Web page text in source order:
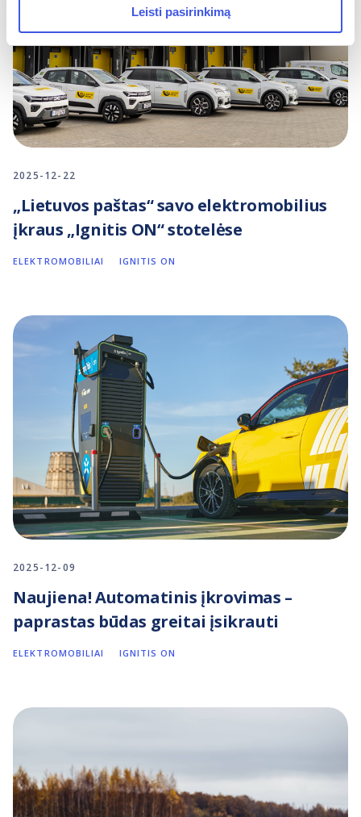
Leisti pasirinkimą
2025-12-22
„Lietuvos paštas“ savo elektromobilius
įkraus „Ignitis ON“ stotelėse
ELEKTROMOBILIAI IGNITIS ON
2025-12-09
Naujiena! Automatinis įkrovimas –
paprastas būdas greitai įsikrauti
ELEKTROMOBILIAI IGNITIS ON